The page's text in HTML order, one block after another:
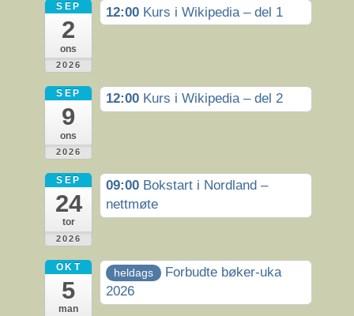
SEP
2
ons
2026
12:00 Kurs i Wikipedia – del 1
SEP
9
ons
2026
12:00 Kurs i Wikipedia – del 2
SEP
24
tor
2026
09:00 Bokstart i Nordland –
nettmøte
OKT
5
man
heldags
Forbudte bøker-uka
2026